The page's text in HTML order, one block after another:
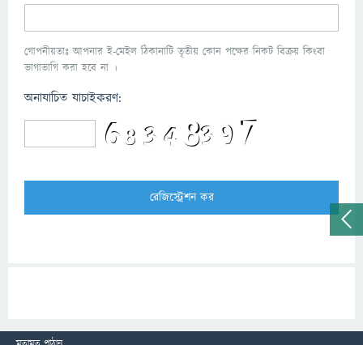
গোপনীয়তাঃ আপনার ই-মেইল ঠিকানাটি তৃতীয় কোন পক্ষের নিকট বিক্রয় কিংবা
ভাগাভাগি করা হবে না ।
অনাযাচিত যাচাইকরণ: